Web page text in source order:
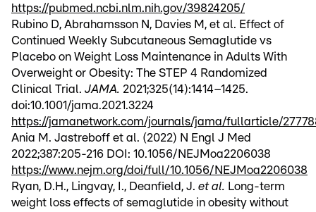
https://pubmed.ncbi.nlm.nih.gov/39824205/
Rubino D, Abrahamsson N, Davies M, et al. Effect of
Continued Weekly Subcutaneous Semaglutide vs
Placebo on Weight Loss Maintenance in Adults With
Overweight or Obesity: The STEP 4 Randomized
Clinical Trial. JAMA. 2021;325(14):1414–1425.
doi:10.1001/jama.2021.3224
https://jamanetwork.com/journals/jama/fullarticle/
Ania M. Jastreboff et al. (2022) N Engl J Med
2022;387:205-216 DOI: 10.1056/NEJMoa2206038
https://www.nejm.org/doi/full/10.1056/NEJMoa2206038
Ryan, D.H., Lingvay, I., Deanfield, J. et al. Long-term
weight loss effects of semaglutide in obesity without